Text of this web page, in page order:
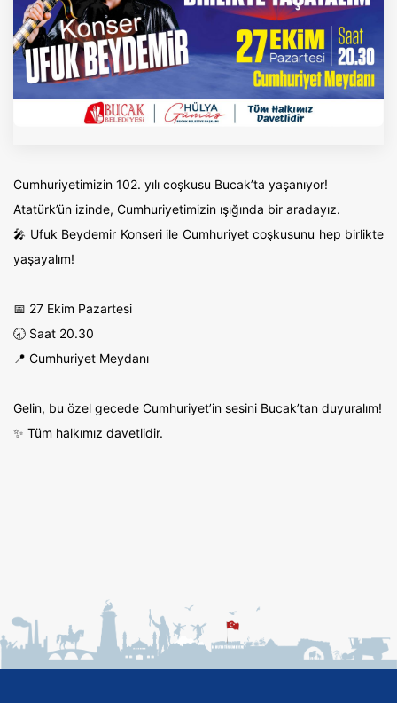
Cumhuriyetimizin 102. yılı coşkusu Bucak’ta yaşanıyor!
Atatürk’ün izinde, Cumhuriyetimizin ışığında bir aradayız.
🎤 Ufuk Beydemir Konseri ile Cumhuriyet coşkusunu hep birlikte
yaşayalım!
📅 27 Ekim Pazartesi
🕣 Saat 20.30
📍 Cumhuriyet Meydanı
Gelin, bu özel gecede Cumhuriyet’in sesini Bucak’tan duyuralım!
✨ Tüm halkımız davetlidir.